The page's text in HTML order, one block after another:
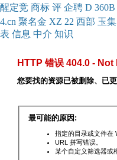
醒定竞 商标 评 企聘 D 360B
4.cn 聚名金 XZ 22 西部 玉集
表 信息 中介 知识